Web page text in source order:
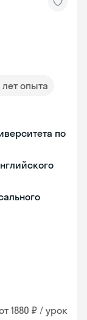
лет опыта
по
1880 ₽ / урок